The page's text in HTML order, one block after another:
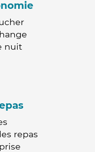
nuit
repas